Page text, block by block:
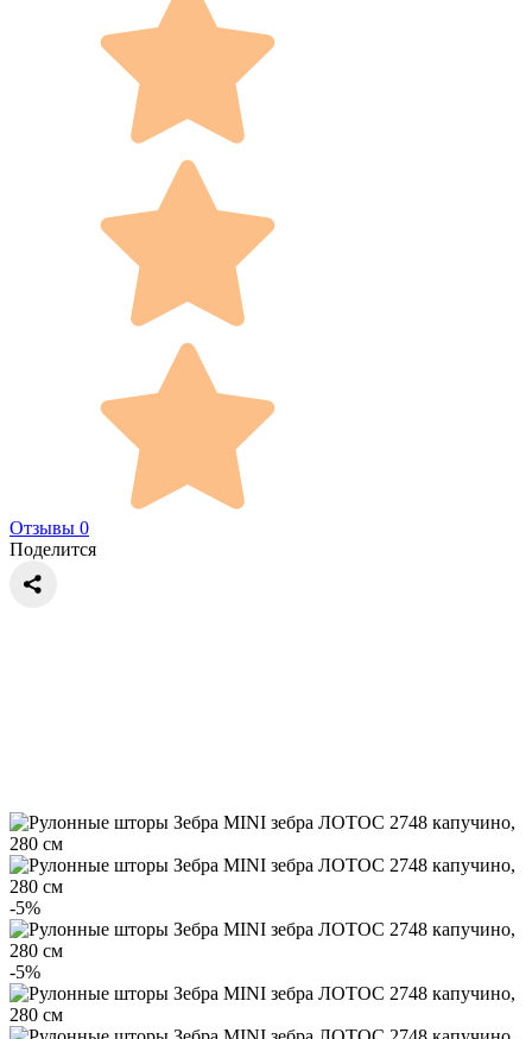
Отзывы 0
Поделится
-5%
-5%